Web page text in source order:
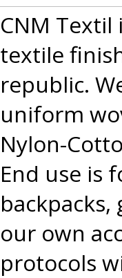
CNM
textile
republic.
uniform
Nylon-
End use is
backpacks,
our own
protocols